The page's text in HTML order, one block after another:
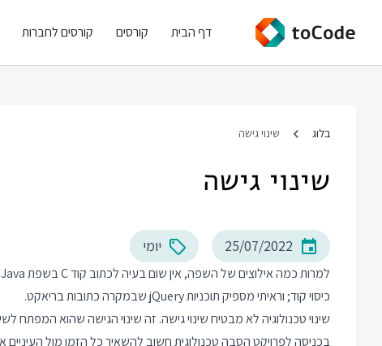
דף הבית קורסים קורסים לחברות
בלוג שינוי גישה
שינוי גישה
25/07/2022 יומי
כיסוי קוד; וראיתי מספיק תוכניות jQuery שבמקרה כתובות בריאקט.
שינוי טכנולוגיה לא מבטיח שינוי גישה. זה שינוי הגישה שהוא המפתח
בכניסה לפרויקט הסבה טכנולוגית חשוב להשאיר כל הזמן מול